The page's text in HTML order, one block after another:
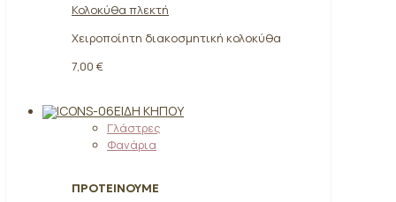
Κολοκύθα πλεκτή
Χειροποίητη διακοσμητική κολοκύθα
7,00 €
ΕΊΔΗ ΚΉΠΟΥ
Γλάστρες
Φανάρια
ΠΡΟΤΕΙΝΟΥΜΕ